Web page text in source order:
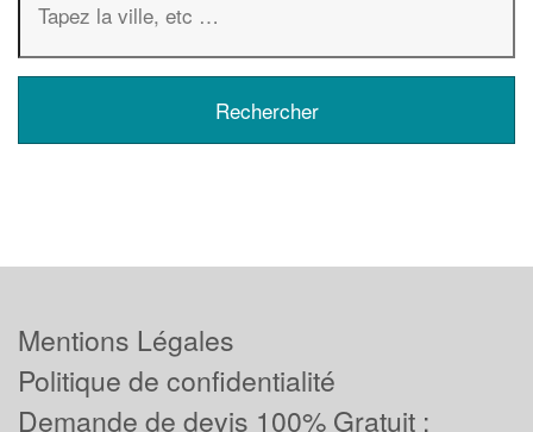
Mentions Légales
Politique de confidentialité
Demande de devis 100% Gratuit :